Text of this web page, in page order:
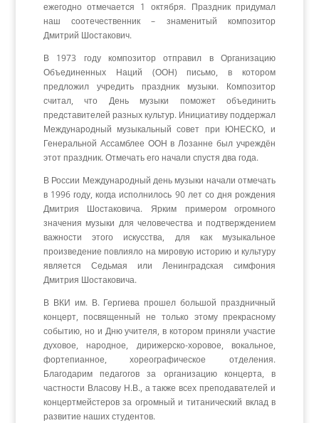
ежегодно отмечается 1 октября. Праздник придумал
наш соотечественник – знаменитый композитор
Дмитрий Шостакович.
В 1973 году композитор отправил в Организацию
Объединенных Наций (ООН) письмо, в котором
предложил учредить праздник музыки. Композитор
считал, что День музыки поможет объединить
представителей разных культур. Инициативу поддержал
Международный музыкальный совет при ЮНЕСКО, и
Генеральной Ассамблее ООН в Лозанне был учреждён
этот праздник. Отмечать его начали спустя два года.
В России Международный день музыки начали отмечать
в 1996 году, когда исполнилось 90 лет со дня рождения
Дмитрия Шостаковича. Ярким примером огромного
значения музыки для человечества и подтверждением
важности этого искусства, для как музыкальное
произведение повлияло на мировую историю и культуру
является Седьмая или Ленинградская симфония
Дмитрия Шостаковича.
В ВКИ им. В. Гергиева прошел большой праздничный
концерт, посвященный не только этому прекрасному
событию, но и Дню учителя, в котором приняли участие
духовое, народное, дирижерско-хоровое, вокальное,
фортепианное, хореографическое отделения.
Благодарим педагогов за организацию концерта, в
частности Власову Н.В., а также всех преподавателей и
концертмейстеров за огромный и титанический вклад в
развитие наших студентов.